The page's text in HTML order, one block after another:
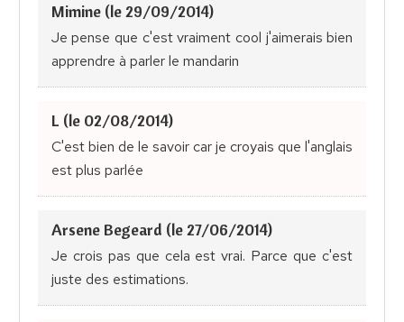
Mimine (le 29/09/2014)
Je pense que c'est vraiment cool j'aimerais bien
apprendre à parler le mandarin
L (le 02/08/2014)
C'est bien de le savoir car je croyais que l'anglais
est plus parlée
Arsene Begeard (le 27/06/2014)
Je crois pas que cela est vrai. Parce que c'est
juste des estimations.